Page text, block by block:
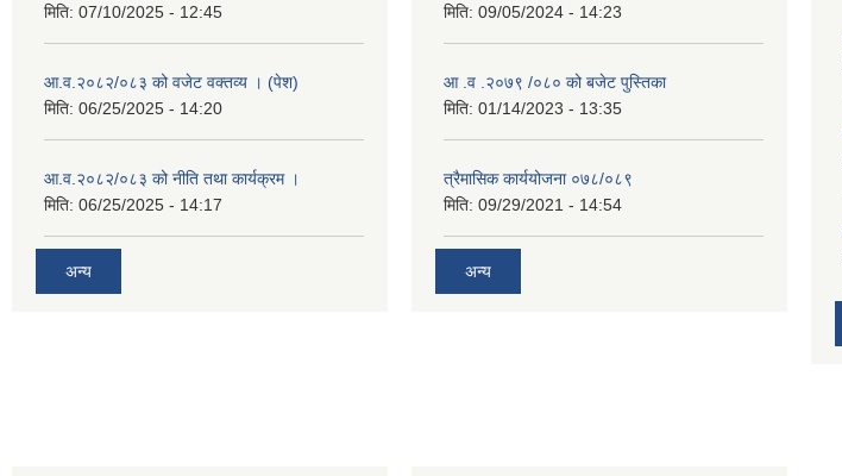
मिति: 07/10/2025 - 12:45
आ.व.२०८२/०८३ को वजेट वक्तव्य । (पेश)
मिति: 06/25/2025 - 14:20
आ.व.२०८२/०८३ को नीति तथा कार्यक्रम ।
मिति: 06/25/2025 - 14:17
अन्य
मिति: 09/05/2024 - 14:23
आ .व .२०७९ /०८० को बजेट पुस्तिका
मिति: 01/14/2023 - 13:35
त्रैमासिक कार्ययोजना ०७८/०८९
मिति: 09/29/2021 - 14:54
अन्य